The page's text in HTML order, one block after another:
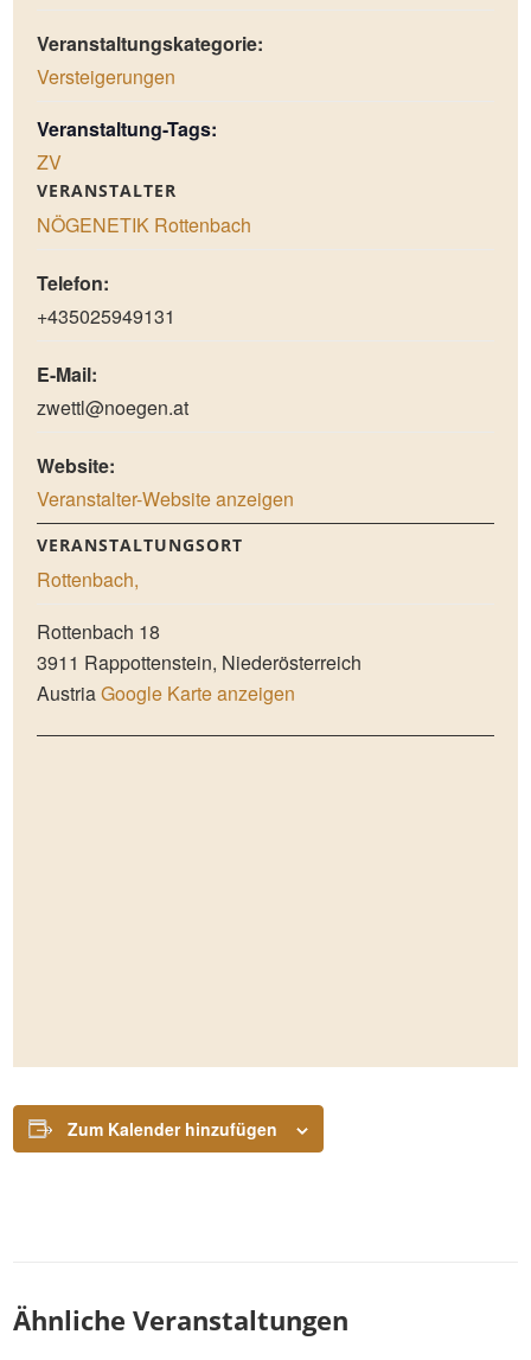
Veranstaltungskategorie:
Versteigerungen
Veranstaltung-Tags:
ZV
VERANSTALTER
NÖGENETIK Rottenbach
Telefon:
+435025949131
E-Mail:
zwettl@noegen.at
Website:
Veranstalter-Website anzeigen
VERANSTALTUNGSORT
Rottenbach,
Rottenbach 18
3911 Rappottenstein, Niederösterreich
AustriaGoogle Karte anzeigen
Zum Kalender hinzufügen
Ähnliche Veranstaltungen